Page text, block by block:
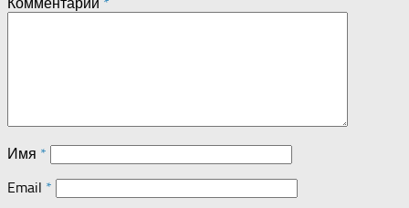
Имя *
Email *